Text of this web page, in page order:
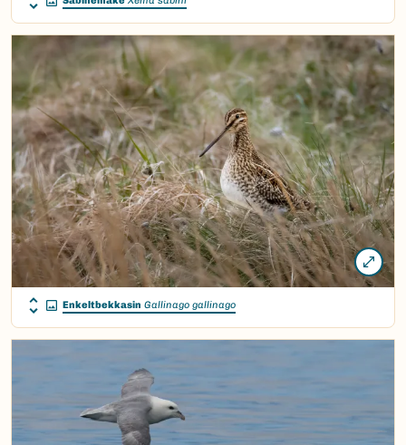
Enkeltbekkasin Gallinago gallinago